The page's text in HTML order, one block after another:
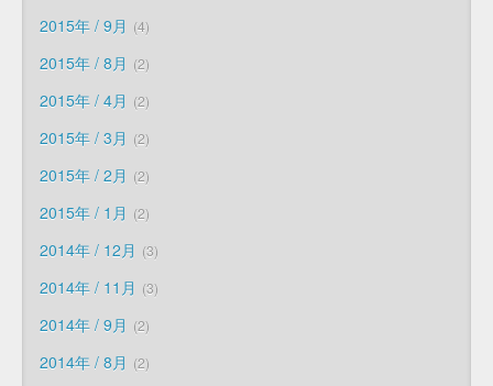
2015年 / 9月 4
2015年 / 8月 2
2015年 / 4月 2
2015年 / 3月 2
2015年 / 2月 2
2015年 / 1月 2
2014年 / 12月 3
2014年 / 11月 3
2014年 / 9月 2
2014年 / 8月 2